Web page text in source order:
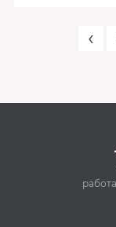
‹